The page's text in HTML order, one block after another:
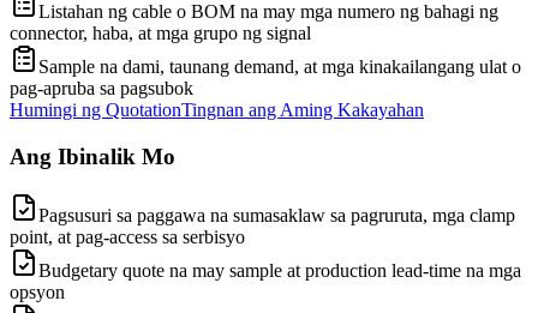
Listahan ng cable o BOM na may mga numero ng bahagi ng
connector, haba, at mga grupo ng signal
Sample na dami, taunang demand, at mga kinakailangang ulat o
pag-apruba sa pagsubok
Humingi ng QuotationTingnan ang Aming Kakayahan
Ang Ibinalik Mo
Pagsusuri sa paggawa na sumasaklaw sa pagruruta, mga clamp
point, at pag-access sa serbisyo
Budgetary quote na may sample at production lead-time na mga
opsyon